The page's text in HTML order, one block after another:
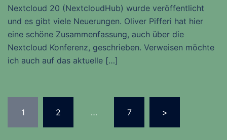
Nextcloud 20 (NextcloudHub) wurde veröffentlicht
und es gibt viele Neuerungen. Oliver Pifferi hat hier
eine schöne Zusammenfassung, auch über die
Nextcloud Konferenz, geschrieben. Verweisen möchte
ich auch auf das aktuelle […]
der
Beiträge
1 2 … 7 >